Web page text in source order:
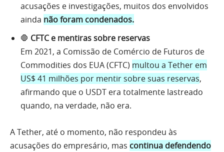
acusações e investigações, muitos dos envolvidos
ainda não foram condenados.
🛑 CFTC e mentiras sobre reservas
Em 2021, a Comissão de Comércio de Futuros de
Commodities dos EUA (CFTC) multou a Tether em
US$ 41 milhões por mentir sobre suas reservas,
afirmando que o USDT era totalmente lastreado
quando, na verdade, não era.
A Tether, até o momento, não respondeu às
acusações do empresário, mas continua defendendo